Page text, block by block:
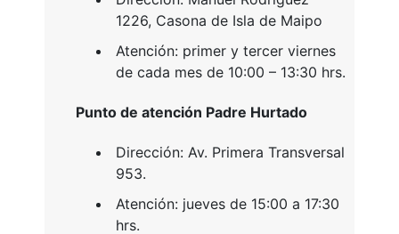
1226, Casona de Isla de Maipo
Atención: primer y tercer viernes
de cada mes de 10:00 – 13:30 hrs.
Punto de atención Padre Hurtado
Dirección: Av. Primera Transversal
953.
Atención: jueves de 15:00 a 17:30
hrs.